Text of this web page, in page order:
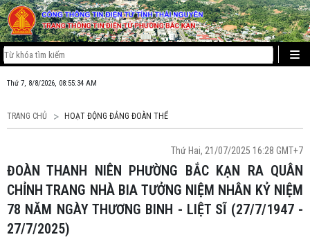
Thứ 7, 8/8/2026, 08:55:35 AM
TRANG CHỦ HOẠT ĐỘNG ĐẢNG ĐOÀN THỂ
Thứ Hai, 21/07/2025 16:28 GMT+7
ĐOÀN THANH NIÊN PHƯỜNG BẮC KẠN RA QUÂN
CHỈNH TRANG NHÀ BIA TƯỞNG NIỆM NHÂN KỶ NIỆM
78 NĂM NGÀY THƯƠNG BINH - LIỆT SĨ (27/7/1947 -
27/7/2025)